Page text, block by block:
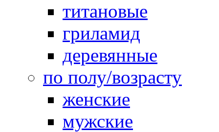
титановые
гриламид
деревянные
по полу/возрасту
женские
мужские